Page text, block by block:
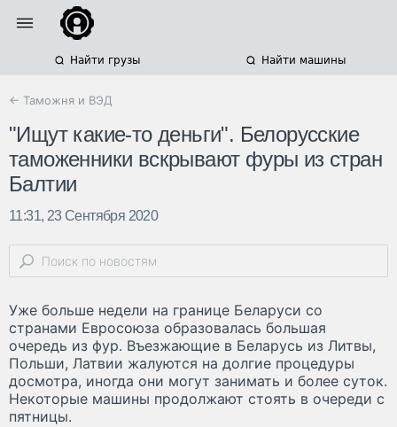
Найти грузы Найти машины
← Таможня и ВЭД
"Ищут какие-то деньги". Белорусские
таможенники вскрывают фуры из стран
Балтии
11:31, 23 Сентября 2020
Уже больше недели на границе Беларуси со
странами Евросоюза образовалась большая
очередь из фур. Въезжающие в Беларусь из Литвы,
Польши, Латвии жалуются на долгие процедуры
досмотра, иногда они могут занимать и более суток.
Некоторые машины продолжают стоять в очереди с
пятницы.